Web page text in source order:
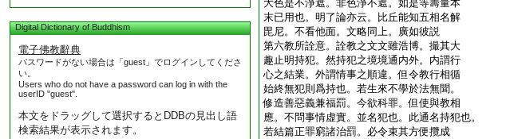
Digital Dictionary of Buddhism
電子佛教辭典
パスワードがない場合は「guest」でログインしてくださ
い。
Users who do not have a password can log in with the
userID "guest".
本文をドラッグして選択するとDDBの見出し語
検索結果が表示されます。
大色是不淨遮。非色淨不遮。如是等籌量本
末已用也。明了論亦云。比丘能知五相名解
毘尼。不看他面。文略同上。廣如彼説
第六教所詮意。詮教之文文雖浩博。撮其大
趣止明持犯。然持犯之境境通内外。内謂行
心之結業。外謂情事之順違。但令教行相循
始終無犯則爲持也。若生來不學於法無聞。
修造善惡義兼福罰。今欲科罪。但使與教相
應。不問事情虚實。並名犯也。此通名持犯也。
若結篇正罪窮諸治罰。必令束其方便攬成